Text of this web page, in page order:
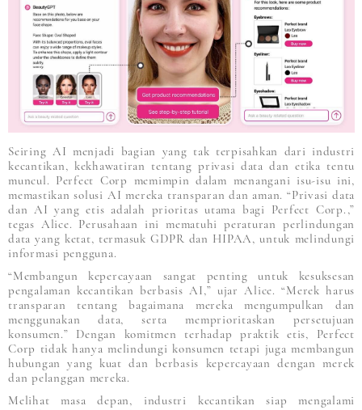
Seiring AI menjadi bagian yang tak terpisahkan dari industri
kecantikan, kekhawatiran tentang privasi data dan etika tentu
muncul. Perfect Corp memimpin dalam menangani isu-isu ini,
memastikan solusi AI mereka transparan dan aman. “Privasi data
dan AI yang etis adalah prioritas utama bagi Perfect Corp.,”
tegas Alice. Perusahaan ini mematuhi peraturan perlindungan
data yang ketat, termasuk GDPR dan HIPAA, untuk melindungi
informasi pengguna.
“Membangun kepercayaan sangat penting untuk kesuksesan
pengalaman kecantikan berbasis AI,” ujar Alice. “Merek harus
transparan tentang bagaimana mereka mengumpulkan dan
menggunakan data, serta memprioritaskan persetujuan
konsumen.” Dengan komitmen terhadap praktik etis, Perfect
Corp tidak hanya melindungi konsumen tetapi juga membangun
hubungan yang kuat dan berbasis kepercayaan dengan merek
dan pelanggan mereka.
Melihat masa depan, industri kecantikan siap mengalami